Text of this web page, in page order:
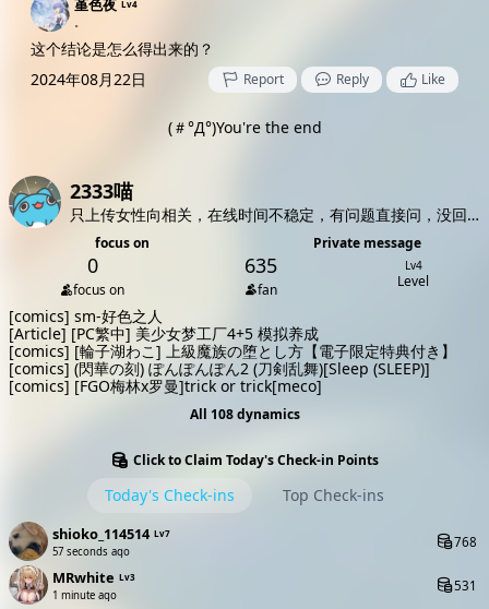
堇色夜 Lv4
。
这个结论是怎么得出来的？
2024年08月22日
Report Reply Like
(＃°Д°)You're the end
2333喵
只上传女性向相关，在线时间不稳定，有问题直接问，没回复请私信。
focus on Private message
0
focus on
635
fan
Lv4
Level
[comics] sm-好色之人
[Article] [PC繁中] 美少女梦工厂4+5 模拟养成
[comics] [輪子湖わこ] 上級魔族の堕とし方【電子限定特典付き】
[comics] (閃華の刻) ぽんぽんぽん2 (刀剣乱舞)[Sleep (SLEEP)]
[comics] [FGO梅林x罗曼]trick or trick[meco]
All 108 dynamics
Click to Claim Today's Check-in Points
Today's Check-ins Top Check-ins
shioko_114514 Lv7
58 seconds ago
768
MRwhite Lv3
1 minute ago
531